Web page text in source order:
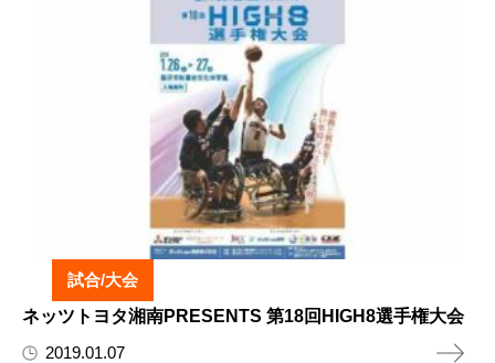
試合/大会
ネッツトヨタ湘南PRESENTS 第18回HIGH8選手権大会
2019.01.07